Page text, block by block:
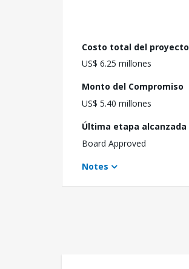
Costo total del proyecto
US$ 6.25 millones
Monto del Compromiso
US$ 5.40 millones
Última etapa alcanzada
Board Approved
Notes